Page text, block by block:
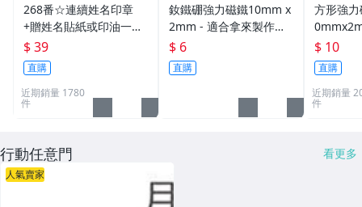
268番☆連續姓名印章
+贈姓名貼紙或印油一組
39元(連續章.職章.免蓋
章.卡通章.會計章.印章
筆.姓名章.)
$ 39
直購
近期銷量 1780
件
釹鐵硼強力磁鐵10mm x
2mm - 適合拿來製作創
意手鍊或項鍊!
$ 6
直購
方形強
物超實用!
$ 10
直購
近期銷量
件
行動任意門 看更多
人氣賣家